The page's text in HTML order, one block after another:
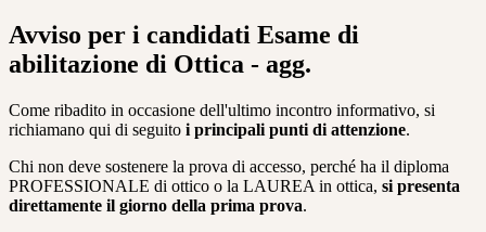
Avviso per i candidati Esame di
abilitazione di Ottica - agg.
Come ribadito in occasione dell'ultimo incontro informativo, si
richiamano qui di seguito i principali punti di attenzione.
Chi non deve sostenere la prova di accesso, perché ha il diploma
PROFESSIONALE di ottico o la LAUREA in ottica, si presenta
direttamente il giorno della prima prova.